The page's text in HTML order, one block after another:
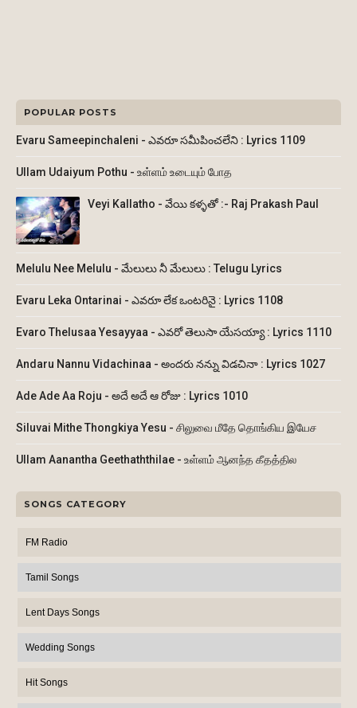
POPULAR POSTS
Evaru Sameepinchaleni - ఎవరూ సమీపించలేని : Lyrics 1109
Ullam Udaiyum Pothu - உள்ளம் உடையும் போத
Veyi Kallatho - వేయి కళ్ళతో :- Raj Prakash Paul
Melulu Nee Melulu - మేలులు నీ మేలులు : Telugu Lyrics
Evaru Leka Ontarinai - ఎవరూ లేక ఒంటరినై : Lyrics 1108
Evaro Thelusaa Yesayyaa - ఎవరో తెలుసా యేసయ్యా : Lyrics 1110
Andaru Nannu Vidachinaa - అందరు నన్ను విడచినా : Lyrics 1027
Ade Ade Aa Roju - అదే అదే ఆ రోజు : Lyrics 1010
Siluvai Mithe Thongkiya Yesu - சிலுவை மீதே தொங்கிய இயேச
Ullam Aanantha Geethaththilae - உள்ளம் ஆனந்த கீதத்தில
SONGS CATEGORY
FM Radio
Tamil Songs
Lent Days Songs
Wedding Songs
Hit Songs